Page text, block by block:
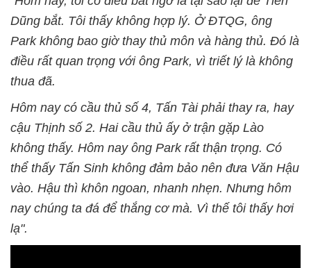
Dũng bắt. Tôi thấy không hợp lý. Ở ĐTQG, ông
Park không bao giờ thay thủ môn và hàng thủ. Đó là
điều rất quan trọng với ông Park, vì triết lý là không
thua đã.
Hôm nay có cầu thủ số 4, Tấn Tài phải thay ra, hay
cậu Thịnh số 2. Hai cầu thủ ấy ở trận gặp Lào
không thấy. Hôm nay ông Park rất thận trọng. Có
thể thấy Tấn Sinh không đảm bảo nên đưa Văn Hậu
vào. Hậu thì khôn ngoan, nhanh nhẹn. Nhưng hôm
nay chúng ta đá để thắng cơ mà. Vì thế tôi thấy hơi
lạ".